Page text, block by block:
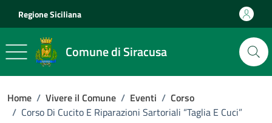
Regione Siciliana
Comune di Siracusa
Home / Vivere il Comune / Eventi / Corso
/ Corso Di Cucito E Riparazioni Sartoriali “Taglia E Cuci”